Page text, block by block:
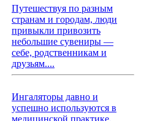
Путешествуя по разным
странам и городам, люди
привыкли привозить
небольшие сувениры —
себе, родственникам и
друзьям....
Ингаляторы давно и
успешно используются в
медицинской практике.